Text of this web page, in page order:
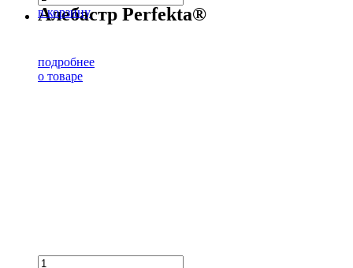
в корзину
Алебастр Perfekta®
подробнее
о товаре